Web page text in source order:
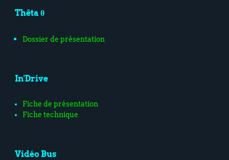
Thêta θ
Dossier de présentation
In'Drive
Fiche de présentation
Fiche technique
Vidéo Bus